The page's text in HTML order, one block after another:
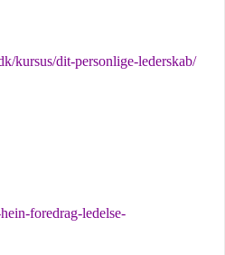
kursus/dit-personlige-lederskab/
foredrag-ledelse-